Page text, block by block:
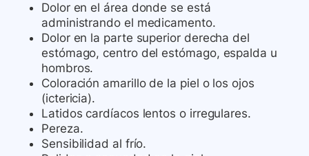
Dolor en el área donde se está
administrando el medicamento.
Dolor en la parte superior derecha del
estómago, centro del estómago, espalda u
hombros.
Coloración amarillo de la piel o los ojos
(ictericia).
Latidos cardíacos lentos o irregulares.
Pereza.
Sensibilidad al frío.